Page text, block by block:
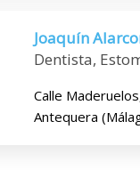
Joaquín
Dentista,
Calle
Antequera